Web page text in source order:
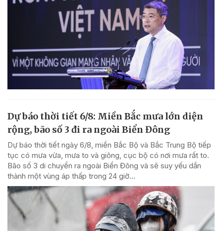
Dự báo thời tiết 6/8: Miền Bắc mưa lớn diện
rộng, bão số 3 đi ra ngoài Biển Đông
Dự báo thời tiết ngày 6/8, miền Bắc Bộ và Bắc Trung Bộ tiếp
tục có mưa vừa, mưa to và giông, cục bộ có nơi mưa rất to.
Bão số 3 di chuyển ra ngoài Biển Đông và sẽ suy yếu dần
thành một vùng áp thấp trong 24 giờ...